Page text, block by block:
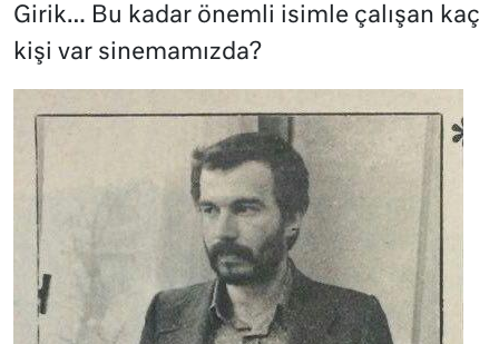
Girik… Bu kadar önemli isimle çalışan kaç
kişi var sinemamızda?